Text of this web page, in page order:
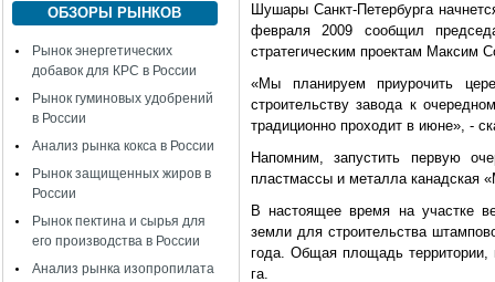
ОБЗОРЫ РЫНКОВ
Рынок энергетических
добавок для КРС в России
Рынок гуминовых удобрений
в России
Анализ рынка кокса в России
Рынок защищенных жиров в
России
Рынок пектина и сырья для
его производства в России
Анализ рынка изопропилата
Шушары Санкт-Петербурга
февраля 2009 сообщил
стратегическим проектам Максим
«Мы планируем приурочить
строительству завода к
традиционно проходит в июне», -
Напомним, запустить первую
пластмассы и металла канадская
В настоящее время на участке
земли для строительства
года. Общая площадь территории,
га.